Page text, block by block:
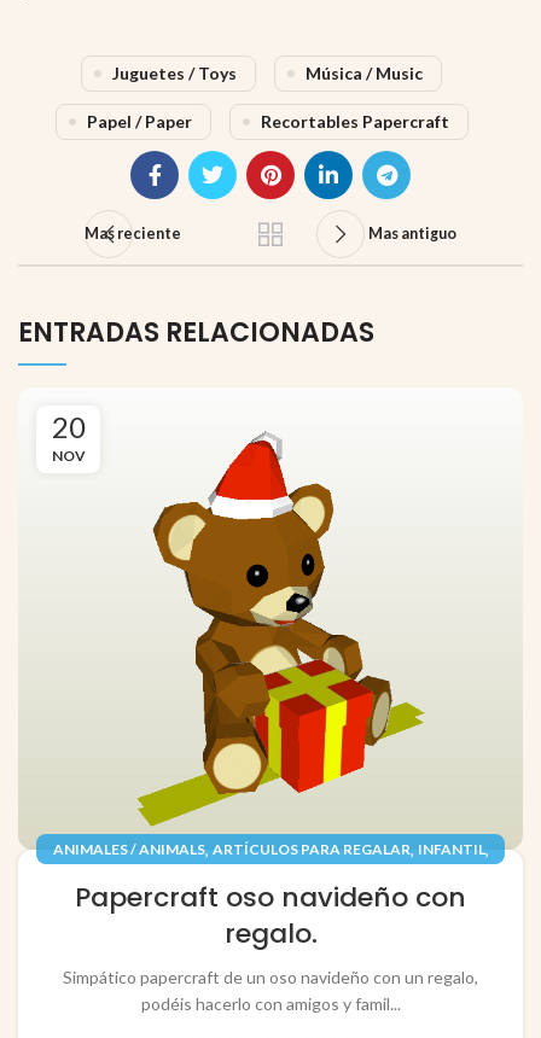
Juguetes / Toys Música / Music
Papel / Paper Recortables Papercraft
Mas reciente Mas antiguo
ENTRADAS RELACIONADAS
20
NOV
ANIMALES / ANIMALS, ARTÍCULOS PARA REGALAR, INFANTIL,
RECORTABLES PAPERCRAFT
Papercraft oso navideño con
regalo.
Simpático papercraft de un oso navideño con un regalo,
podéis hacerlo con amigos y famil...